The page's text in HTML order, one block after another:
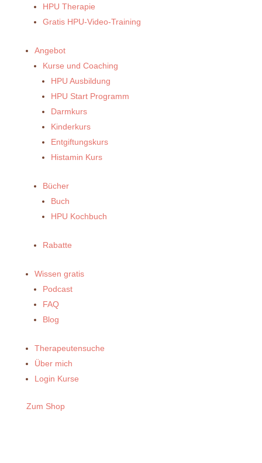
HPU Therapie
Gratis HPU-Video-Training
Angebot
Kurse und Coaching
HPU Ausbildung
HPU Start Programm
Darmkurs
Kinderkurs
Entgiftungskurs
Histamin Kurs
Bücher
Buch
HPU Kochbuch
Rabatte
Wissen gratis
Podcast
FAQ
Blog
Therapeutensuche
Über mich
Login Kurse
Zum Shop